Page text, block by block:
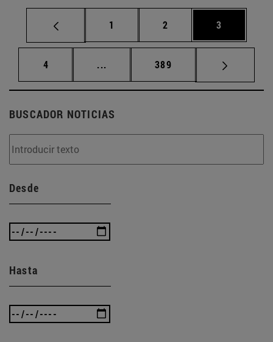
Página
1 Página
2 Página
3
Página
4 ... Páginas intermedias Use TAB para
Página
389
BUSCADOR NOTICIAS
Desde
Hasta